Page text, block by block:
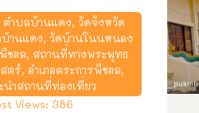
ตำบลบ้านแดง, วัดจังหวัด
านแดง, วัดบ้านโนนหนอง
ชผล, สถานที่ทางพระพุทธ
ตร์, อำเภอตระการพืชผล,
นำสถานที่ท่องเที่ยว
Views: 386